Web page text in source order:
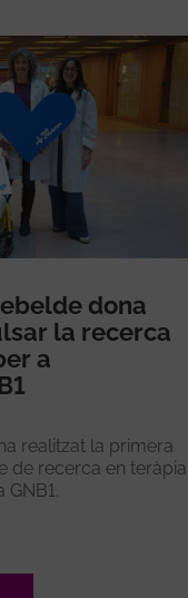
dona
la recerca
a
realitzat la primera
de recerca en teràpia
GNB1.